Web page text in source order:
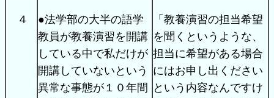
４
●法学部の大半の語学
教員が教養演習を開講
している中で私だけが
開講していないという
異常な事態が１０年間
「教養演習の担当希望
を聞くというような、
担当に希望がある場合
にはお申し出ください
という内容なんですけ